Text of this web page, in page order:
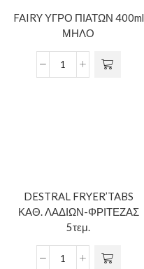
FAIRY ΥΓΡΟ ΠΙΑΤΩΝ 400ml
ΜΗΛΟ
DESTRAL FRYER’TABS
ΚΑΘ. ΛΑΔΙΩΝ-ΦΡΙΤΕΖΑΣ
5τεμ.